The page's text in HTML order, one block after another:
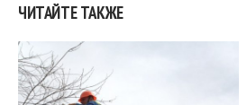
ЧИТАЙТЕ ТАКЖЕ